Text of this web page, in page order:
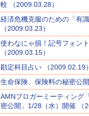
較 （2009.03.28）
経済危機克服のための「有識
（2009.03.23）
使わなにゃ損！記号フォン
（2009.03.15）
勘定科目占い （2009.02.19）
生命保険、保険料の秘密公
AMNブロガーミーティング
密公開」1/28（水）開催 （